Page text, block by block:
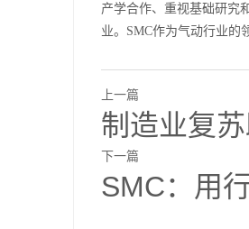
产学合作、重视基础研究
业。SMC作为气动行业的
上一篇
制造业复
下一篇
SMC：用